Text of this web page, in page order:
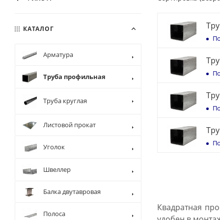
Квадратная
КАТАЛОГ
Арматура
Труба профильная
Труба круглая
Листовой прокат
Уголок
Швеллер
Балка двутавровая
Полоса